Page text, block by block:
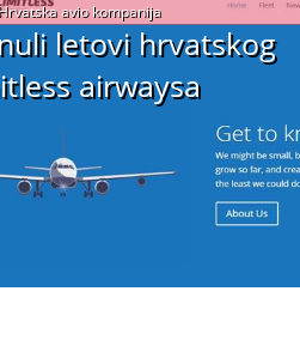
letovi hrvatskog
airwaysa
avio kompanija